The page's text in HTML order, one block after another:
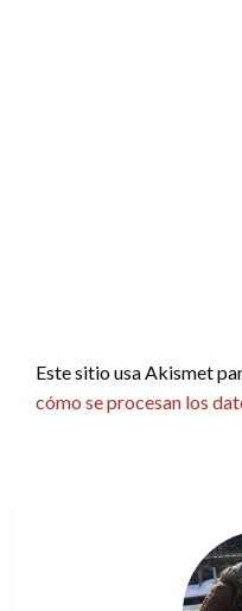
Este sitio usa Akismet
cómo se procesan los